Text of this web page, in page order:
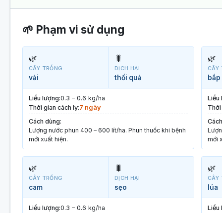
🌱 Phạm vi sử dụng
🌿
CÂY TRỒNG
vải
🐛
DỊCH HẠI
thối quả
Liều lượng:0.3 – 0.6 kg/ha
Thời gian cách ly:7 ngày
Cách dùng:
Lượng nước phun 400 – 600 lít/ha. Phun thuốc khi bệnh
mới xuất hiện.
🌿
CÂY
Liều
Thời
mới
🌿
CÂY TRỒNG
cam
🐛
DỊCH HẠI
sẹo
Liều lượng:0.3 – 0.6 kg/ha
🌿
CÂY
lúa
Liều